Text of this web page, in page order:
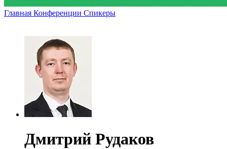
Главная Конференции Спикеры
Дмитрий Рудаков